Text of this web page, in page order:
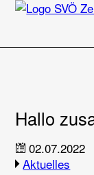
Hallo
02.07.2022
Aktuelles